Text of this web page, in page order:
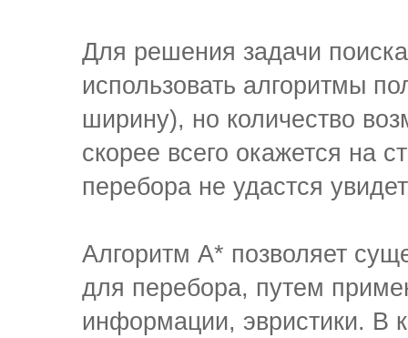
Для решения задачи
использовать алгоритмы
ширину), но количество
скорее всего окажется на
перебора не удастся
Алгоритм A* позволяет
для перебора, путем
информации, эвристики. В